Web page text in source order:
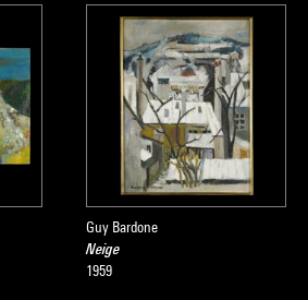
Guy Bardone
Neige
1959